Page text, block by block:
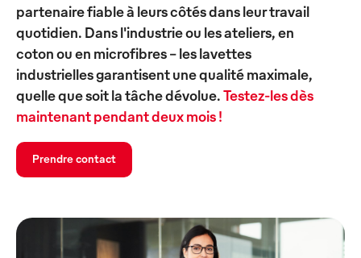
partenaire fiable à leurs côtés dans leur travail
quotidien. Dans l'industrie ou les ateliers, en
coton ou en microfibres – les lavettes
industrielles garantisent une qualité maximale,
quelle que soit la tâche dévolue.Testez-les dès
maintenant pendant deux mois !
Prendre contact